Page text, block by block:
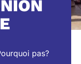
pas?